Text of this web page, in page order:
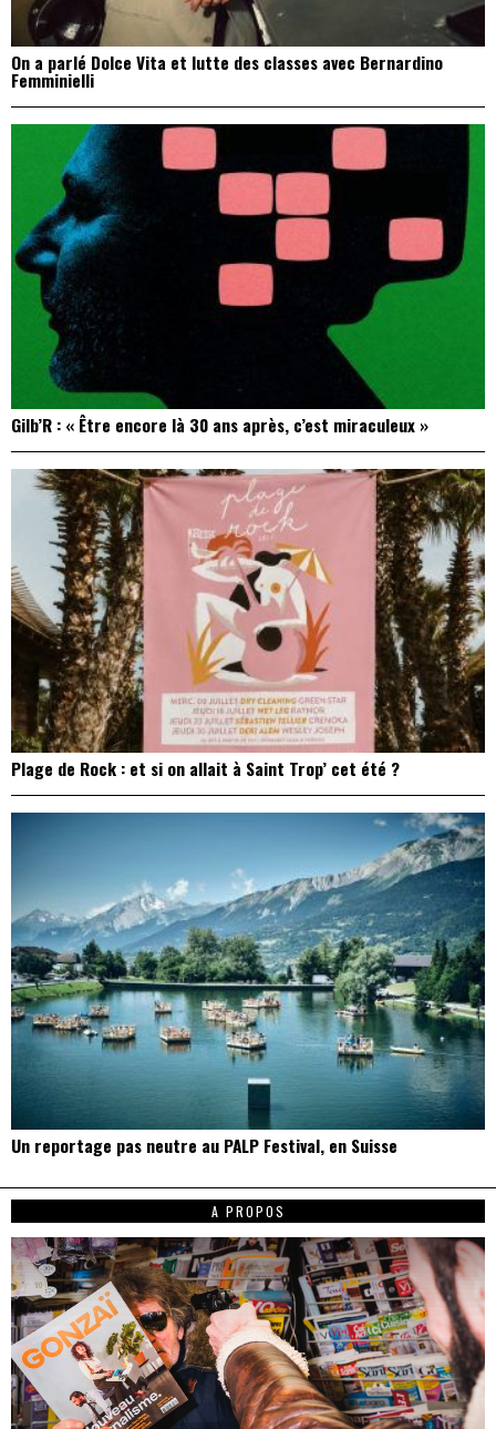
On a parlé Dolce Vita et lutte des classes avec Bernardino
Femminielli
Gilb’R : « Être encore là 30 ans après, c’est miraculeux »
Plage de Rock : et si on allait à Saint Trop’ cet été ?
Un reportage pas neutre au PALP Festival, en Suisse
A PROPOS